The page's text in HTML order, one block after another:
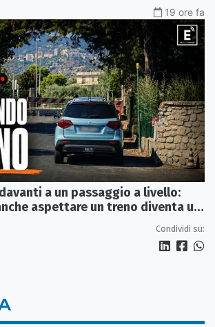
19 ore fa
a un passaggio a livello:
aspettare un treno diventa un
Condividi su: